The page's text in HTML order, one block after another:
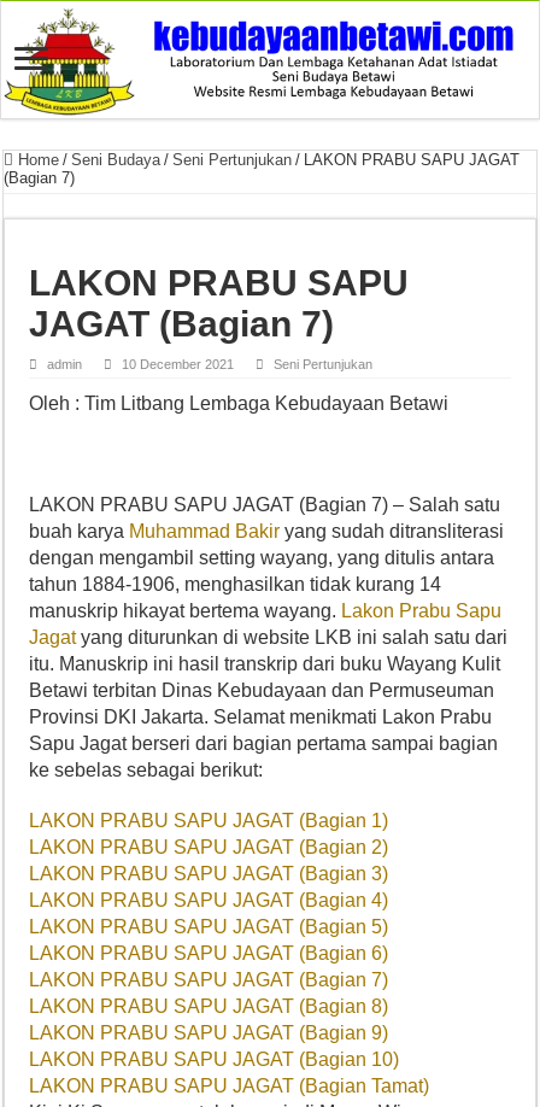
Home / Seni Budaya / Seni Pertunjukan /
LAKON PRABU SAPU JAGAT
(Bagian 7)
LAKON PRABU SAPU
JAGAT (Bagian 7)
admin 10 December 2021 Seni Pertunjukan
Oleh : Tim Litbang Lembaga Kebudayaan Betawi
LAKON PRABU SAPU JAGAT (Bagian 7) – Salah satu
buah karya Muhammad Bakir yang sudah ditransliterasi
dengan mengambil setting wayang, yang ditulis antara
tahun 1884-1906, menghasilkan tidak kurang 14
manuskrip hikayat bertema wayang. Lakon Prabu Sapu
Jagatyang diturunkan di website LKB ini salah satu dari
itu. Manuskrip ini hasil transkrip dari buku Wayang Kulit
Betawi terbitan Dinas Kebudayaan dan Permuseuman
Provinsi DKI Jakarta. Selamat menikmati Lakon Prabu
Sapu Jagat berseri dari bagian pertama sampai bagian
ke sebelas sebagai berikut:
LAKON PRABU SAPU JAGAT (Bagian 1)
LAKON PRABU SAPU JAGAT (Bagian 2)
LAKON PRABU SAPU JAGAT (Bagian 3)
LAKON PRABU SAPU JAGAT (Bagian 4)
LAKON PRABU SAPU JAGAT (Bagian 5)
LAKON PRABU SAPU JAGAT (Bagian 6)
LAKON PRABU SAPU JAGAT (Bagian 7)
LAKON PRABU SAPU JAGAT (Bagian 8)
LAKON PRABU SAPU JAGAT (Bagian 9)
LAKON PRABU SAPU JAGAT (Bagian 10)
LAKON PRABU SAPU JAGAT (Bagian Tamat)